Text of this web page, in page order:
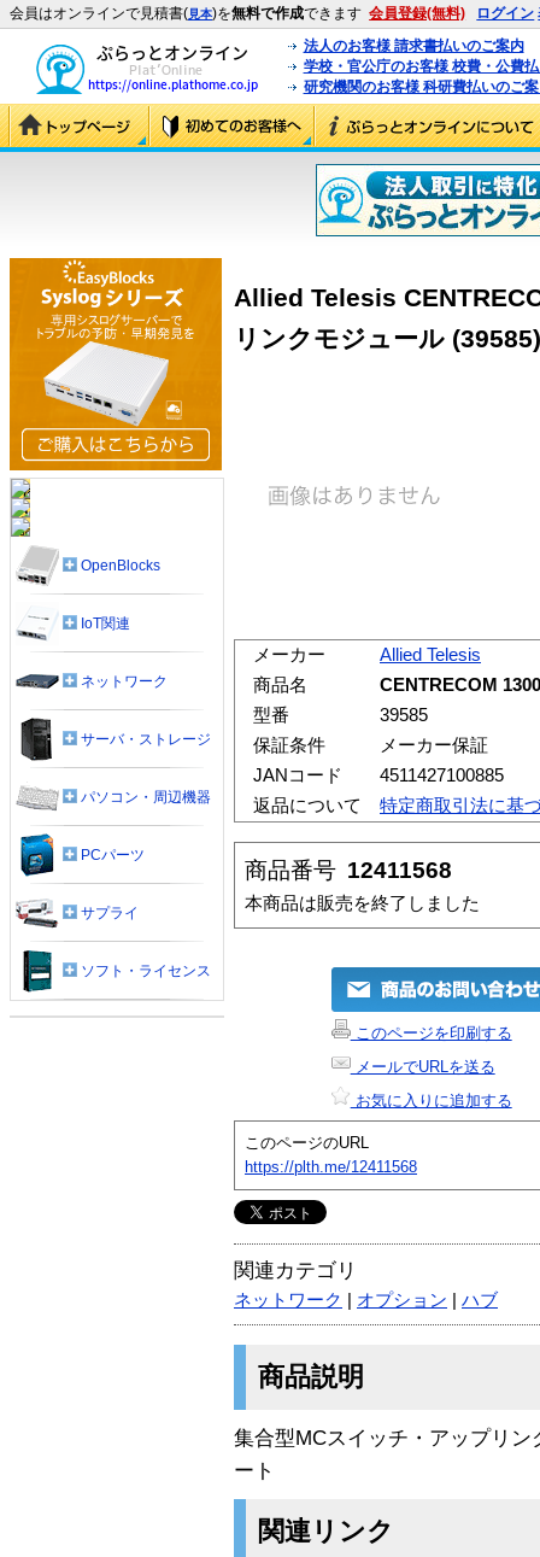
会員はオンラインで見積書(見本)を無料で作成できます 会員登録(無料) ログイン
法人のお客様 請求書払いのご案内
学校・官公庁のお客様 校費・公費
研究機関のお客様 科研費払いのご
Allied Telesis
リンクモジュール (39585)
メーカー
Allied Telesis
商品名
CENTRECOM
型番
39585
保証条件
メーカー保証
JANコード
4511427100885
返品について
特定商取引法に基
商品番号 12411568
本商品は販売を終了しました
このページを印刷する
メールでURLを送る
お気に入りに追加する
このページのURL
https://plth.me/12411568
関連カテゴリ
ネットワーク オプション ハブ
商品説明
集合型MCスイッチ・アップリ
ート
関連リンク
OpenBlocks
IoT関連
ネットワーク
サーバ・ストレージ
パソコン・周辺機器
PCパーツ
サプライ
ソフト・ライセンス